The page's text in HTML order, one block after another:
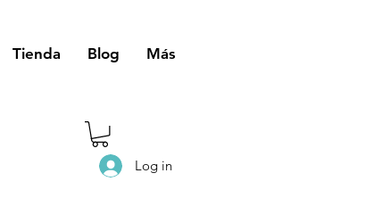
Tienda Blog Más
Log in